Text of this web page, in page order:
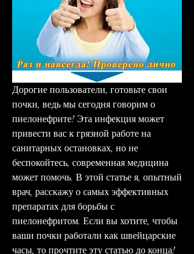
Дорогие пользователи, готовьте свои
почки, ведь мы сегодня говорим о
пиелонефрите! Эта инфекция может
привести вас к грязной работе на
санитарных остановках, но не
беспокойтесь, современная медицина
может помочь. В этой статье я, опытный
врач, расскажу о самых эффективных
препаратах для борьбы с
пиелонефритом. Если вы хотите, чтобы
ваши почки работали как швейцарские
часы, то прочтите эту статью до конца!